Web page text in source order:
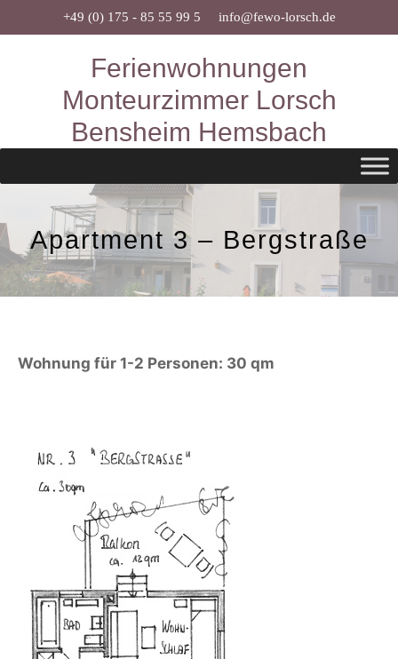
Inhalt
+49 (0) 175 - 85 55 99 5 info@fewo-lorsch.de
Ferienwohnungen
Monteurzimmer Lorsch
Bensheim Hemsbach
Apartment 3 – Bergstraße
Wohnung für 1-2 Personen: 30 qm